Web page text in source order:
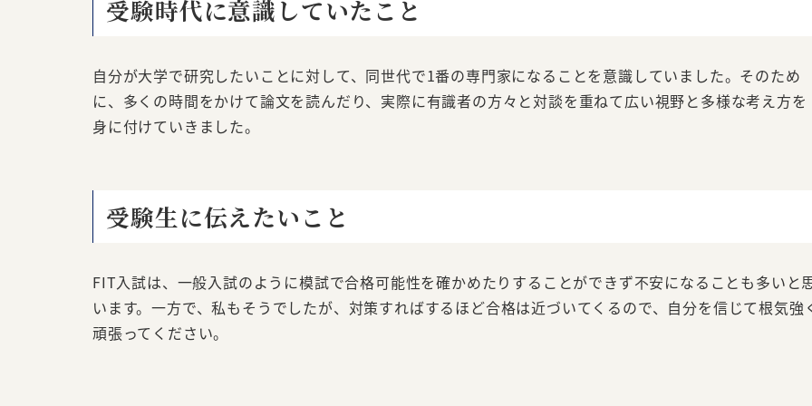
受験時代に意識していたこと
自分が大学で研究したいことに対して、同世代で1番の専門家になることを意識していました。そのため
に、多くの時間をかけて論文を読んだり、実際に有識者の方々と対談を重ねて広い視野と多様な考え方を
身に付けていきました。
受験生に伝えたいこと
FIT入試は、一般入試のように模試で合格可能性を確かめたりすることができず不安になることも多いと
います。一方で、私もそうでしたが、対策すればするほど合格は近づいてくるので、自分を信じて根気強
頑張ってください。